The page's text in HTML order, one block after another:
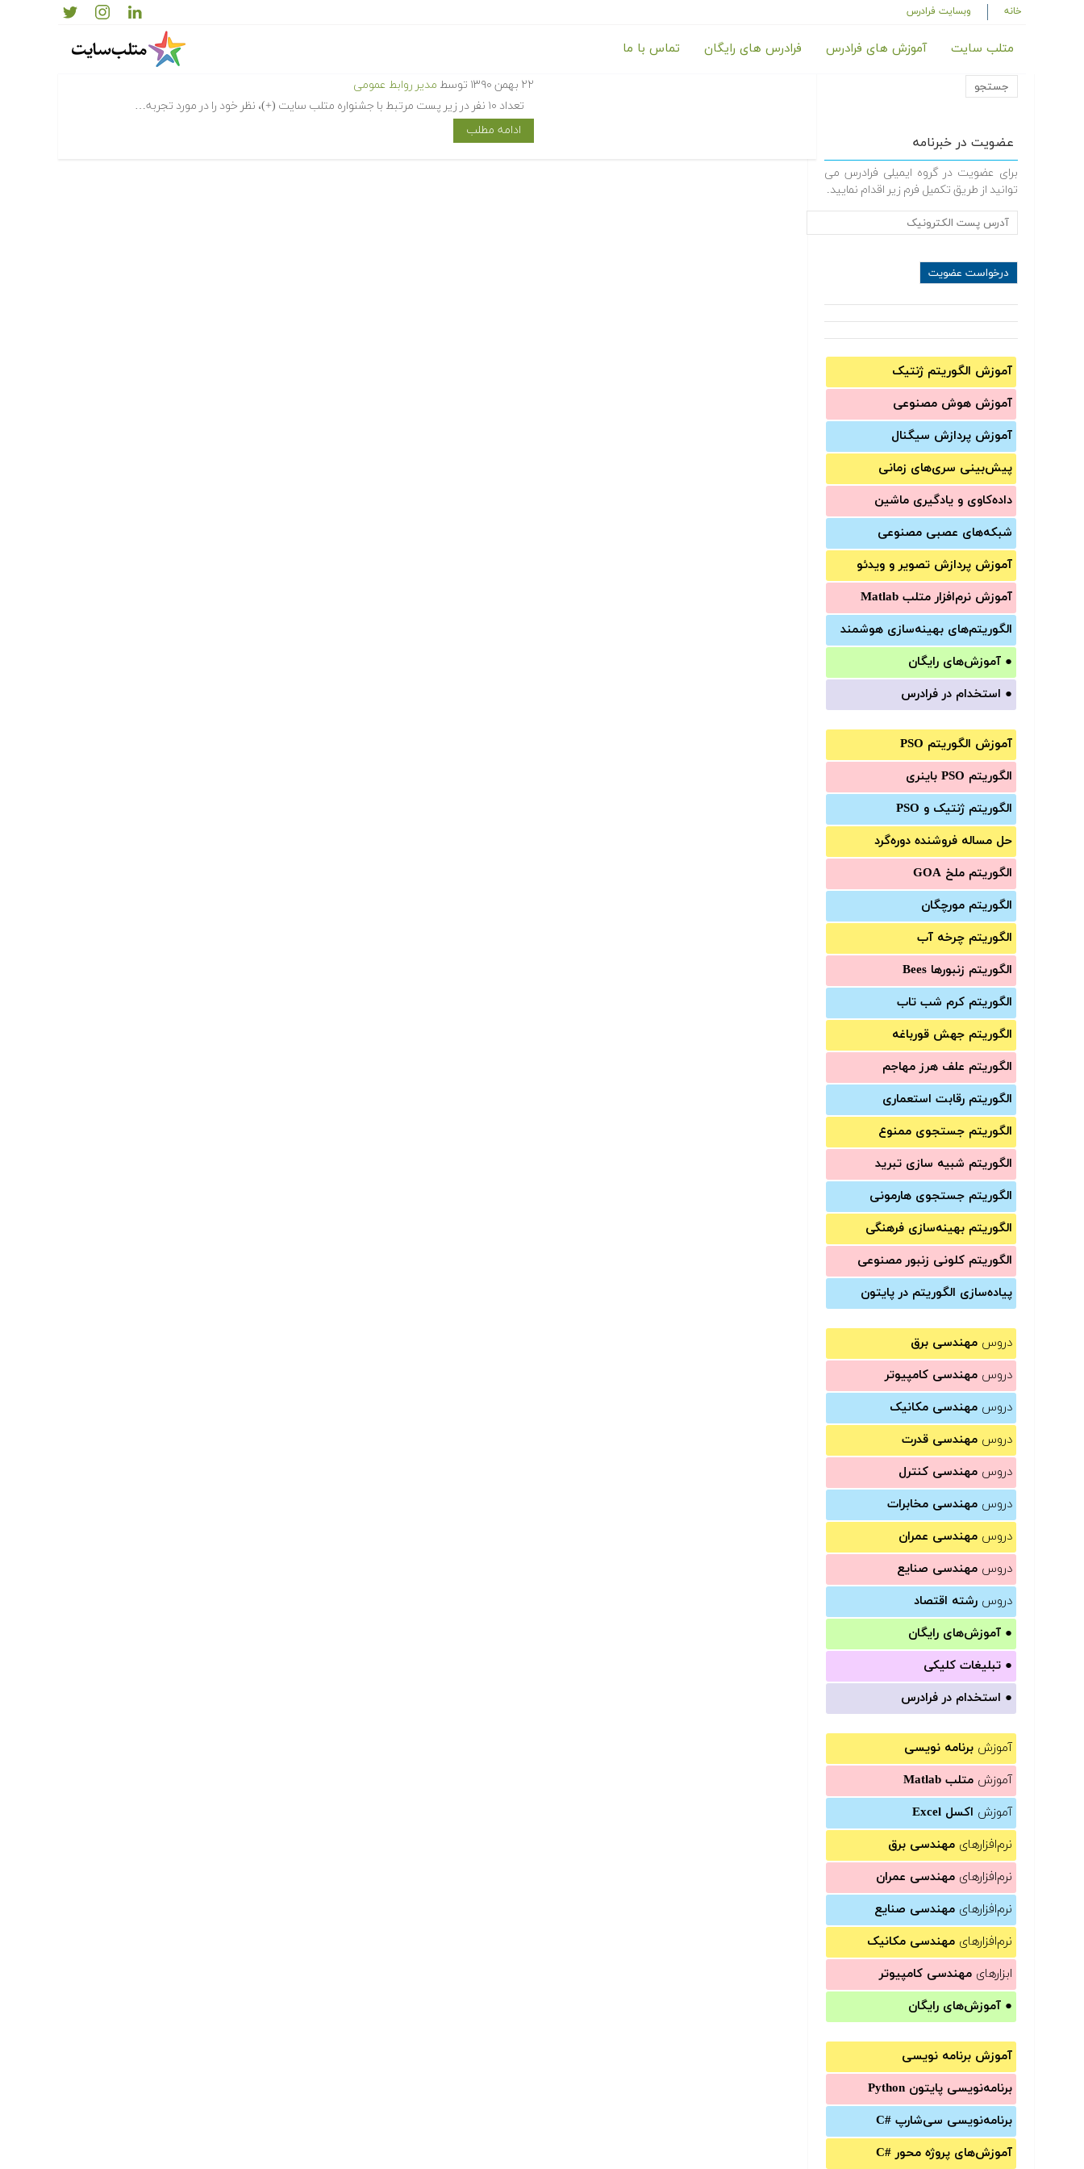
خانه وبسایت فرادرس
متلب سایت آموزش های فرادرس فرادرس های رایگان تماس با ما
عضویت در خبرنامه
برای عضویت در گروه ایمیلی فرادرس می
توانید از طریق تکمیل فرم زیر اقدام نمایید.
آموزش الگوریتم ژنتیک
آموزش‌ هوش مصنوعی
آموزش‌ پردازش سیگنال
پیش‌‌بینی سری‌‌های زمانی
داده‌کاوی و یادگیری ماشین
شبکه‌های عصبی مصنوعی
آموزش‌ پردازش تصویر و ویدئو
آموزش‌ نرم‌افزار متلب Matlab
الگوریتم‌های بهینه‌سازی هوشمند
● آموزش‌های رایگان
● استخدام در فرادرس
آموزش الگوریتم PSO
الگوریتم PSO باینری
الگوریتم ژنتیک و PSO
حل مساله فروشنده دوره‌گرد
الگوریتم ملخ GOA
الگوریتم مورچگان
الگوریتم چرخه آب
الگوریتم زنبورها Bees
الگوریتم کرم شب تاب
الگوریتم جهش قورباغه
الگوریتم علف هرز مهاجم
الگوریتم رقابت استعماری
الگوریتم جستجوی ممنوع
الگوریتم شبیه سازی تبرید
الگوریتم جستجوی هارمونی
الگوریتم بهینه‌سازی فرهنگی
الگوریتم کلونی زنبور مصنوعی
پیاده‌سازی الگوریتم در پایتون
دروس مهندسی برق
دروس مهندسی کامپیوتر
دروس مهندسی مکانیک
دروس مهندسی قدرت
دروس مهندسی کنترل
دروس مهندسی مخابرات
دروس مهندسی عمران
دروس مهندسی صنایع
دروس رشته اقتصاد
● آموزش‌های رایگان
● تبلیغات کلیکی
● استخدام در فرادرس
آموزش برنامه نویسی
آموزش متلب Matlab
آموزش اکسل Excel
نرم‌افزارهای مهندسی برق
نرم‌افزارهای مهندسی عمران
نرم‌افزارهای مهندسی صنایع
نرم‌افزارهای مهندسی مکانیک
ابزارهای مهندسی کامپیوتر
● آموزش‌های رایگان
آموزش برنامه نویسی
برنامه‌نویسی پایتون Python
برنامه‌‌نویسی سی‌شارپ C#‎
آموزش‌های پروژه محور #C
۲۲ بهمن ۱۳۹۰ توسط مدیر روابط عمومی
تعداد ۱۰ نفر در زیر پست مرتبط با جشنواره متلب سایت (+)، نظر خود را در مورد تجربه…
ادامه مطلب